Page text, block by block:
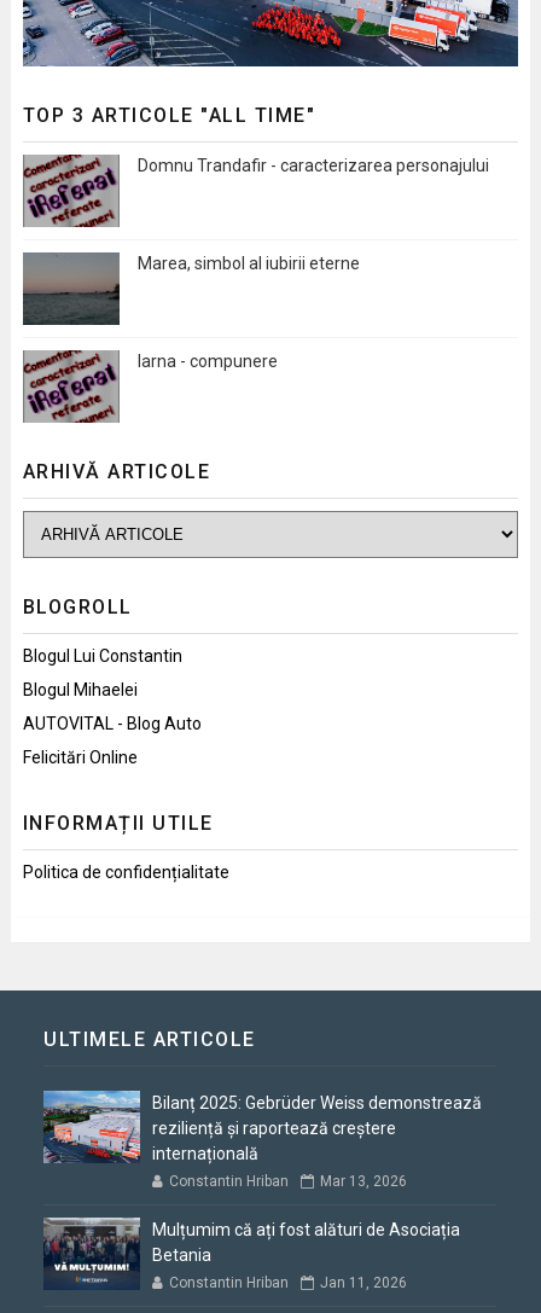
TOP 3 ARTICOLE "ALL TIME"
Domnu Trandafir - caracterizarea personajului
Marea, simbol al iubirii eterne
Iarna - compunere
ARHIVĂ ARTICOLE
BLOGROLL
Blogul Lui Constantin
Blogul Mihaelei
AUTOVITAL - Blog Auto
Felicitări Online
INFORMAȚII UTILE
Politica de confidențialitate
ULTIMELE ARTICOLE
Bilanț 2025: Gebrüder Weiss demonstrează
reziliență și raportează creștere
internațională
Constantin Hriban Mar 13, 2026
Mulțumim că ați fost alături de Asociația
Betania
Constantin Hriban Jan 11, 2026